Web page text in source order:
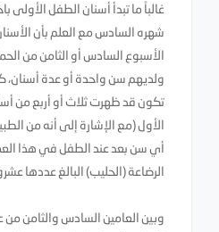
غالباً ما تبدأ أسنان الطفل الأولى
شهره السادس مع العلم بأن
الأسبوع السادس أو الثامن من
ولديهم سن واحدة أو عدة
تكون قد ظهرت ثلاث أو أربع من
الأول (مع الإشارة إلى أنه من
أي سن بعد عند الطفل في هذا
الرضاعة (الحليب) البالغ عددها
وبين العامين السادس والثامن من